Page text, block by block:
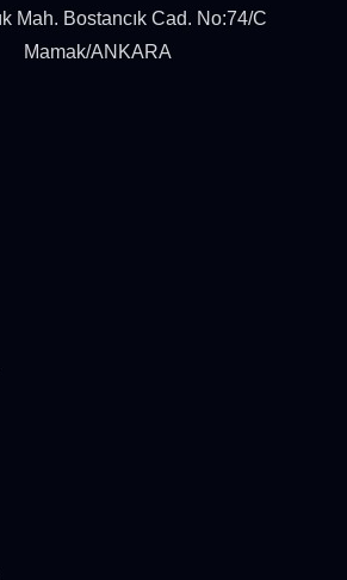
Mah. Bostancık Cad. No:74/C
Mamak/ANKARA